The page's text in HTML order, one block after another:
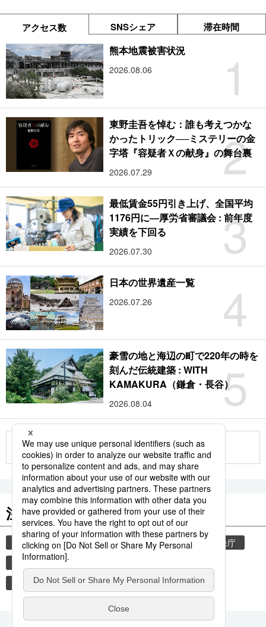
アクセス数 SNSシェア 滞在時間
1
熊本地震被害状況
2026.08.06
2
東野圭吾を悼む：誰も考えつかな
かったトリック──ミステリーの金
字塔『容疑者Ｘの献身』の舞台裏
2026.07.29
3
最低賃金55円引き上げ、全国平均
1176円に―厚労省審議会 : 前年度
実績を下回る
2026.07.30
4
日本の世界遺産一覧
2026.07.26
5
豪雪の地と海辺の町で220年の時を
刻んだ伝統建築 : WITH
KAMAKURA（鎌倉・長谷）
2026.08.04
もっと見る
注目のキーワード
共同通信ニュース 和食 気象・災害
気象庁
食材
災害
熊本地震